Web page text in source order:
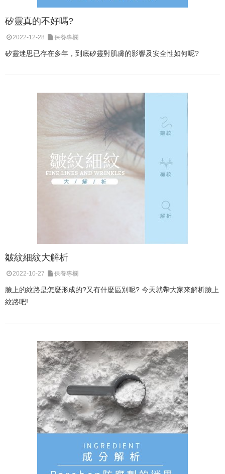
矽靈真的不好嗎?
2022-12-28 保養專欄
矽靈迷思已存在多年，到底矽靈對肌膚的影響及安全性如何呢?
皺紋細紋大解析
2022-10-27 保養專欄
臉上的紋路是怎麼形成的?又有什麼區別呢? 今天就帶大家來解析臉上
紋路吧!